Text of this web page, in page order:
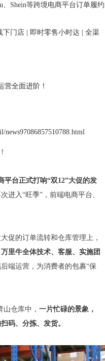
、Shein等跨境电商平台订单履约
门店 | 即时零售小时达 | 全渠
营全面进阶！
news97086857510788.html
平台正式打响“双12”大促的发
进入“旺季”，前端电商平台、
促的订单流转和仓库管理上，
万里牛全体技术、客服、实施团
端运营，为消费者的包裹“保
仓库中， 一片忙碌的景象，
码、分拣、发货。